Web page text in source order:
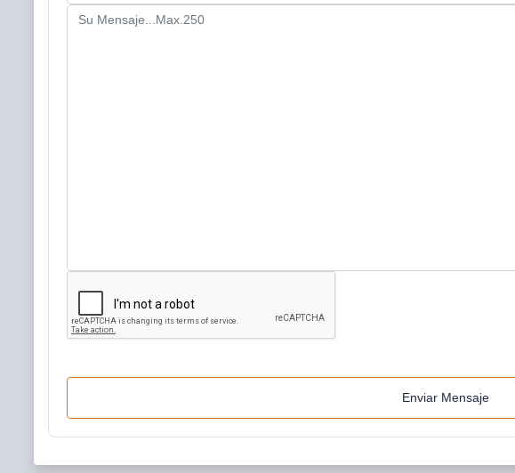
Enviar Mensaje